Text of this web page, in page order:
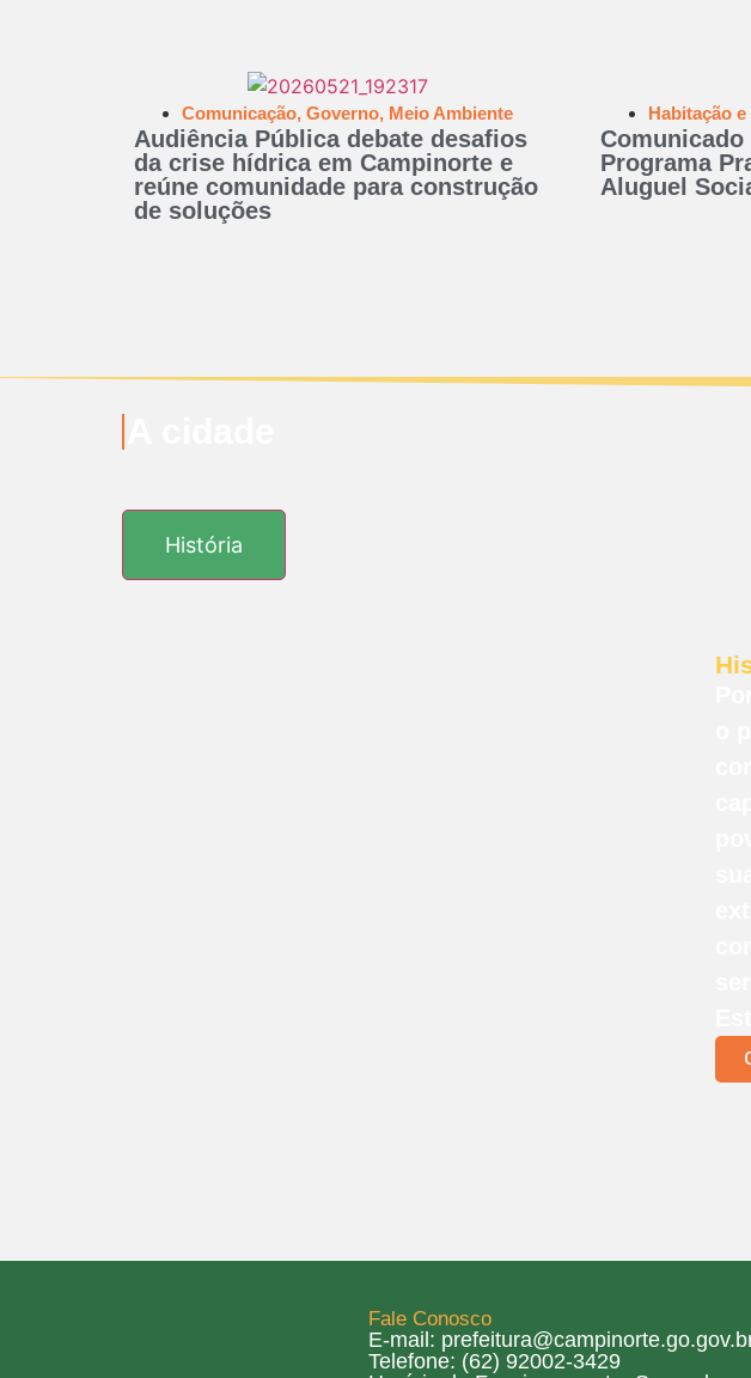
Comunicação, Governo, Meio Ambiente
Audiência Pública debate desafios
da crise hídrica em Campinorte e
reúne comunidade para construção
de soluções
Habitação
Programa
Aluguel
História
Fale Conosco
E-mail:
Telefone: (62) 92002-3429